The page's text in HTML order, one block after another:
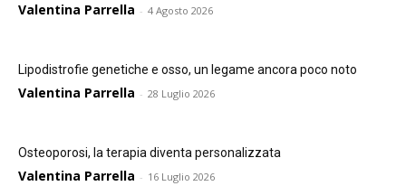
Valentina Parrella - 4 Agosto 2026
Lipodistrofie genetiche e osso, un legame ancora poco noto
Valentina Parrella - 28 Luglio 2026
Osteoporosi, la terapia diventa personalizzata
Valentina Parrella - 16 Luglio 2026